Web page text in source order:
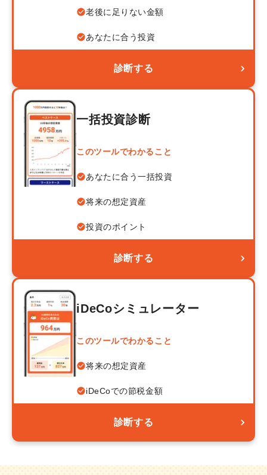
老後に足りない金額
あなたに合う投資
診断する
一括投資診断
このツールでわかること
あなたに合う一括投資
将来の想定資産
投資のポイント
診断する
iDeCoシミュレーター
このツールでわかること
将来の想定資産
iDeCoでの節税金額
診断する